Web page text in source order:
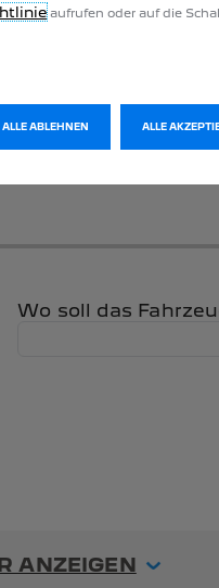
Wo soll das
ANZEIGEN
aufrufen oder auf die
ALLE
ALLE ABLEHNEN